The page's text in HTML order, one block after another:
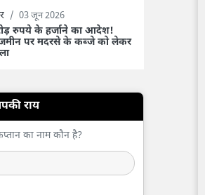
/ 03 जून 2026
रुपये के हर्जाने का आदेश!
जमीन पर मदरसे के कब्जे को लेकर
राय
का नाम कौन है?